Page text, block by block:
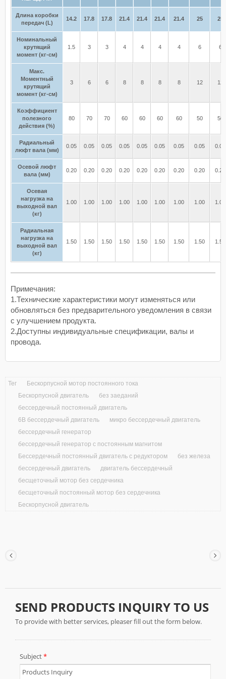
Длина коробки
передач (L)
14.2 17.8 17.8 21.4 21.4 21.4 21.4 25 25
Номинальный
крутящий
момент (кг-см)
1.5 3 3 4 4 4 4 6 6
Макс.
Моментный
крутящий
момент (кг-см)
3 6 6 8 8 8 8 12 12
Коэффициент
полезного
действия (%)
80 70 70 60 60 60 60 50 50
Радиальный
люфт вала (мм)
0.05 0.05 0.05 0.05 0.05 0.05 0.05 0.05 0.05
Осевой люфт
вала (мм)
0.20 0.20 0.20 0.20 0.20 0.20 0.20 0.20 0.20
Осевая
нагрузка на
выходной вал
(кг)
1.00 1.00 1.00 1.00 1.00 1.00 1.00 1.00 1.00
Радиальная
нагрузка на
выходной вал
(кг)
1.50 1.50 1.50 1.50 1.50 1.50 1.50 1.50 1.50
Примечания:
1.Технические характеристики могут изменяться или
обновляться без предварительного уведомления в связи
с улучшением продукта.
2.Доступны индивидуальные спецификации, валы и
провода.
Тег
Бескорпусной мотор постоянного тока
Бескорпусной двигатель
без заеданий
бессердечный постоянный двигатель
6В бессердечный двигатель
микро бессердечный двигатель
бессердечный генератор
бессердечный генератор с постоянным магнитом
Бессердечный постоянный двигатель с редуктором
без железа
бессердечный двигатель
двигатель бессердечный
бесщеточный мотор без сердечника
бесщеточный постоянный мотор без сердечника
Бескорпусной двигатель